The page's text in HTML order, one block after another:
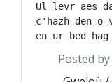
Ul levr aes
c'hazh-den o
Posted by